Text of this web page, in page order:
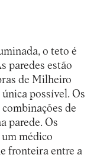
o teto é
paredes estão
de Milheiro
possível. Os
de
parede. Os
médico
fronteira entre a